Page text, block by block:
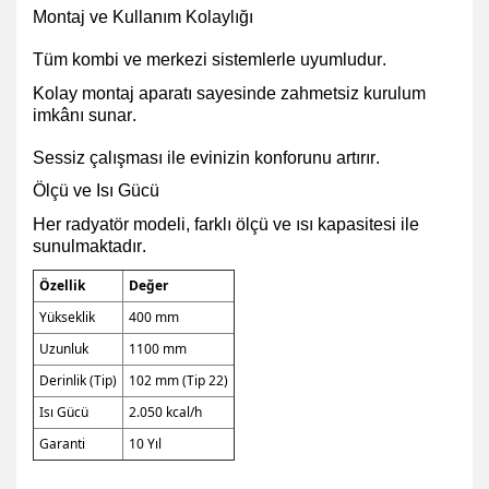
Montaj ve Kullanım Kolaylığı
Tüm kombi ve merkezi sistemlerle uyumludur.
Kolay montaj aparatı sayesinde zahmetsiz kurulum
imkânı sunar.
Sessiz çalışması ile evinizin konforunu artırır.
Ölçü ve Isı Gücü
Her radyatör modeli, farklı ölçü ve ısı kapasitesi ile
sunulmaktadır.
Özellik
Değer
Yükseklik
400 mm
Uzunluk
1100 mm
Derinlik (Tip)
102 mm (Tip 22)
Isı Gücü
2.050 kcal/h
Garanti
10 Yıl